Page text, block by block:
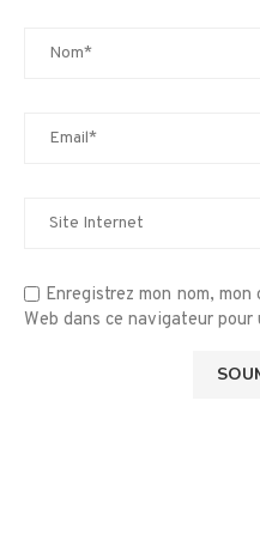
Enregistrez mon nom,
Web dans ce navigateur